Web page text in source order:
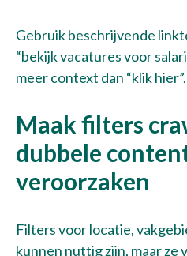
Gebruik beschrijvende
“bekijk vacatures voor
meer context dan “klik hier”.
Maak filters
dubbele
veroorzaken
Filters voor locatie,
kunnen nuttig zijn, maar ze